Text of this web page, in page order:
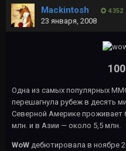
Mackintosh 4 352
23 января, 2008
Одна из самых популярных
перешагнула рубеж в десять
Северной Америке проживает
млн. и в Азии — около 5,5 млн.
WoW дебютировала в ноябре